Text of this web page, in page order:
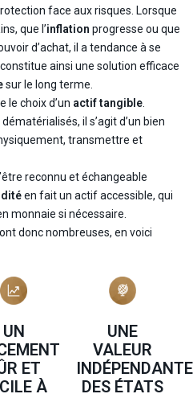
face aux risques. Lorsque
que l’inflation progresse ou que
d’achat, il a tendance à se
ainsi une solution efficace
sur le long terme.
le choix d’un actif tangible
il s’agit d’un bien
transmettre et
reconnu et échangeable
en fait un actif accessible, qui
monnaie si nécessaire.
donc nombreuses, en voici
UN
ET
À
UNE
VALEUR
INDÉPENDANTE
DES ÉTATS